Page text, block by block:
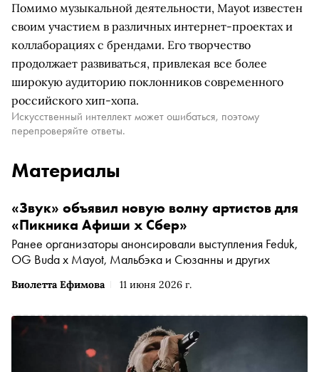
Помимо музыкальной деятельности, Mayot известен
своим участием в различных интернет-проектах и
коллаборациях с брендами. Его творчество
продолжает развиваться, привлекая все более
широкую аудиторию поклонников современного
российского хип-хопа.
Искусственный интеллект может ошибаться, поэтому
перепроверяйте ответы.
Материалы
Виолетта Ефимова 11 июня 2026 г.
«Звук» объявил новую волну артистов для
«Пикника Афиши x Сбер»
Ранее организаторы анонсировали выступления Feduk,
OG Buda x Mayot, Мальбэка и Сюзанны и других